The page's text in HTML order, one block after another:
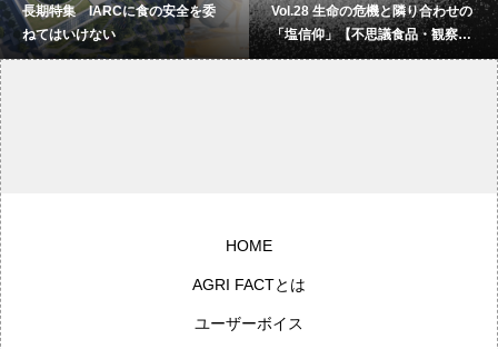
長期特集 IARCに食の安全を委
ねてはいけない
Vol.28 生命の危機と隣り合わせの
「塩信仰」【不思議食品・観察
記】
HOME
AGRI FACTとは
ユーザーボイス